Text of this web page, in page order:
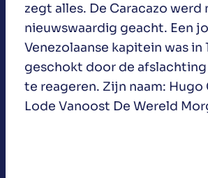
zegt alles. De Caracazo werd
nieuwswaardig geacht. Een
Venezolaanse kapitein was in
geschokt door de
te reageren. Zijn naam: Hugo
Lode Vanoost De Wereld